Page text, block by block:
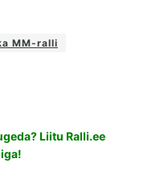
MM-ralli
Liitu Ralli.ee